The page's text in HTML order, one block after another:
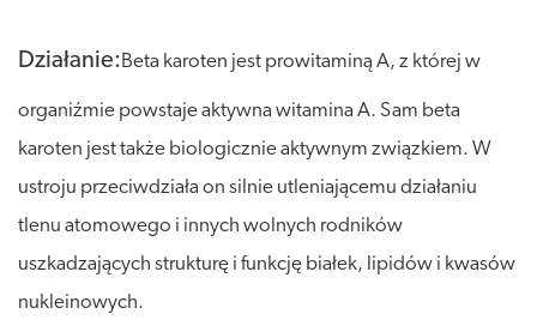
Działanie:Beta karoten jest prowitaminą A, z której w
organiźmie powstaje aktywna witamina A. Sam beta
karoten jest także biologicznie aktywnym związkiem. W
ustroju przeciwdziała on silnie utleniającemu działaniu
tlenu atomowego i innych wolnych rodników
uszkadzających strukturę i funkcję białek, lipidów i kwasów
nukleinowych.